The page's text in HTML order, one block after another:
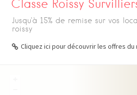
Classe Roissy
Jusqu'à 15% de remise sur vos
roissy
Cliquez ici pour découvrir les offres du